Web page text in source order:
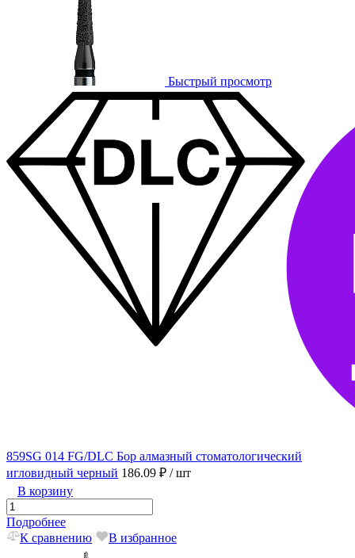
Быстрый просмотр
859SG 014 FG/DLC Бор алмазный стоматологический
игловидный черный 186.09 ₽ / шт
В корзину
Подробнее
К сравнению
В избранное